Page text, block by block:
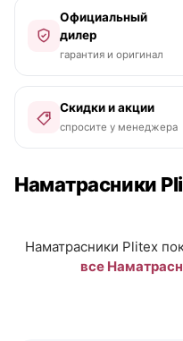
Официальный
дилер
гарантия и оригинал
Скидки и акции
спросите у менеджера
Наматрасники
Наматрасники Plitex
все